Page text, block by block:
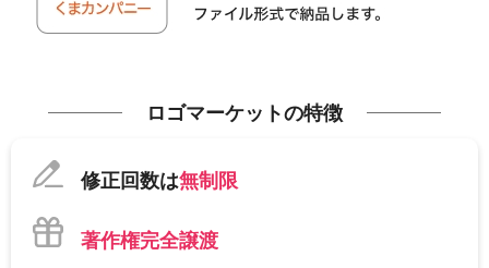
ロゴマーケットの特徴
修正回数は無制限
著作権完全譲渡